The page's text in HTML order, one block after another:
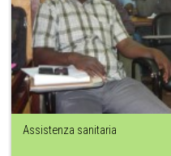
Assistenza sanitaria